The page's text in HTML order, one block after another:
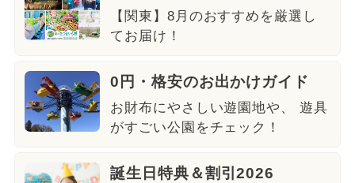
【関東】8月のおすすめを厳選し
てお届け！
0円・格安のお出かけガイド
お財布にやさしい遊園地や、 遊具
がすごい公園をチェック！
誕生日特典＆割引2026